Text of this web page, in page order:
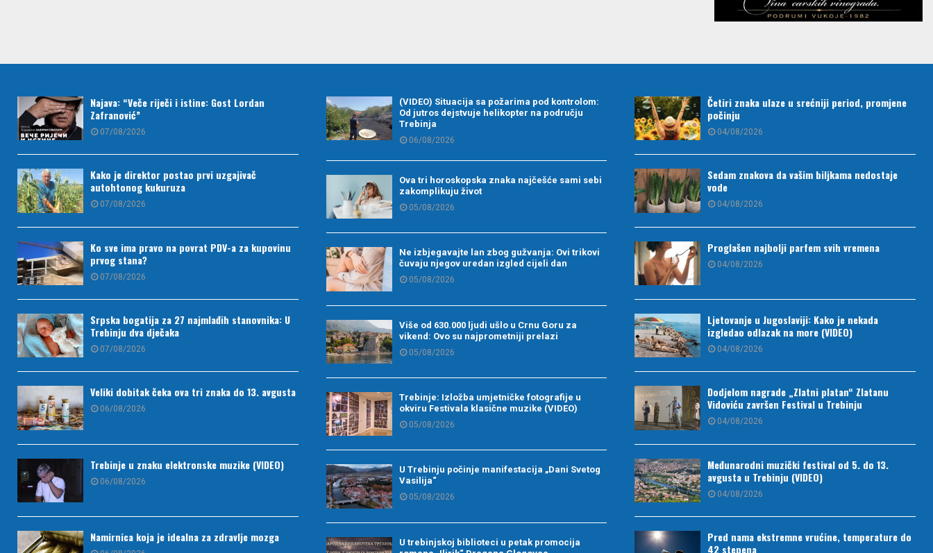
Najava: “Veče riječi i istine: Gost Lordan
Zafranović”
07/08/2026
Kako je direktor postao prvi uzgajivač
autohtonog kukuruza
07/08/2026
Ko sve ima pravo na povrat PDV-a za kupovinu
prvog stana?
07/08/2026
Srpska bogatija za 27 najmlađih stanovnika: U
Trebinju dva dječaka
07/08/2026
Veliki dobitak čeka ova tri znaka do 13. avgusta
06/08/2026
Trebinje u znaku elektronske muzike (VIDEO)
06/08/2026
Namirnica koja je idealna za zdravlje mozga
(VIDEO) Situacija sa požarima pod kontrolom:
Od jutros dejstvuje helikopter na području
Trebinja
06/08/2026
Ova tri horoskopska znaka najčešće sami sebi
zakomplikuju život
05/08/2026
Ne izbjegavajte lan zbog gužvanja: Ovi trikovi
čuvaju njegov uredan izgled cijeli dan
05/08/2026
Više od 630.000 ljudi ušlo u Crnu Goru za
vikend: Ovo su najprometniji prelazi
05/08/2026
Trebinje: Izložba umjetničke fotografije u
okviru Festivala klasične muzike (VIDEO)
05/08/2026
U Trebinju počinje manifestacija „Dani Svetog
Vasilija“
05/08/2026
U trebinjskoj biblioteci u petak promocija
Četiri znaka ulaze u srećniji period, promjene
počinju
04/08/2026
Sedam znakova da vašim biljkama nedostaje
vode
04/08/2026
Proglašen najbolji parfem svih vremena
04/08/2026
Ljetovanje u Jugoslaviji: Kako je nekada
izgledao odlazak na more (VIDEO)
04/08/2026
Dodjelom nagrade „Zlatni platan“ Zlatanu
Vidoviću završen Festival u Trebinju
04/08/2026
Međunarodni muzički festival od 5. do 13.
avgusta u Trebinju (VIDEO)
04/08/2026
Pred nama ekstremne vrućine, temperature do
42 stepena